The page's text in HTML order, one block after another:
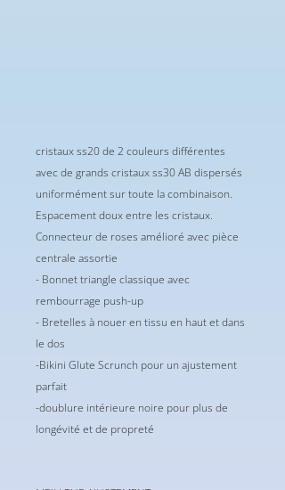
cristaux ss20 de 2 couleurs différentes
avec de grands cristaux ss30 AB dispersés
uniformément sur toute la combinaison.
Espacement doux entre les cristaux.
Connecteur de roses amélioré avec pièce
centrale assortie
- Bonnet triangle classique avec
rembourrage push-up
- Bretelles à nouer en tissu en haut et dans
le dos
-Bikini Glute Scrunch pour un ajustement
parfait
-doublure intérieure noire pour plus de
longévité et de propreté